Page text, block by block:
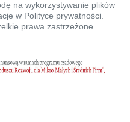
na wykorzystywanie plików
w Polityce prywatności.
prawa zastrzeżone.